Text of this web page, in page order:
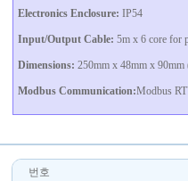
Electronics Enclosure: IP54
Input/Output Cable: 5m x 6 core for
Dimensions: 250mm x 48mm x
Modbus Communication:Modbus
번호